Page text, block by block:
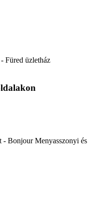
Füred üzletház
Bonjour Menyasszonyi és